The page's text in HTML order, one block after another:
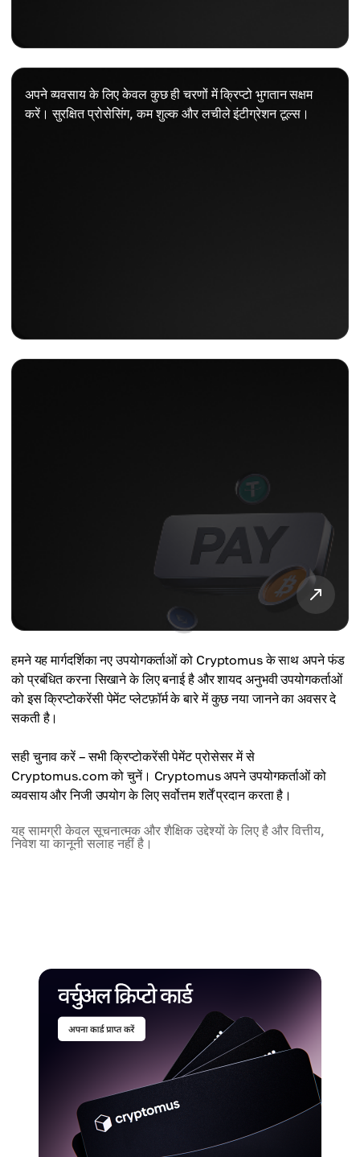
अपने व्यवसाय के लिए केवल कुछ ही चरणों में क्रिप्टो भुगतान सक्षम
करें। सुरक्षित प्रोसेसिंग, कम शुल्क और लचीले इंटीग्रेशन टूल्स।
हमने यह मार्गदर्शिका नए उपयोगकर्ताओं को Cryptomus के साथ अपने फंड
को प्रबंधित करना सिखाने के लिए बनाई है और शायद अनुभवी उपयोगकर्ताओं
को इस क्रिप्टोकरेंसी पेमेंट प्लेटफ़ॉर्म के बारे में कुछ नया जानने का अवसर दे
सकती है।
सही चुनाव करें – सभी क्रिप्टोकरेंसी पेमेंट प्रोसेसर में से
Cryptomus.com को चुनें। Cryptomus अपने उपयोगकर्ताओं को
व्यवसाय और निजी उपयोग के लिए सर्वोत्तम शर्तें प्रदान करता है।
यह सामग्री केवल सूचनात्मक और शैक्षिक उद्देश्यों के लिए है और वित्तीय,
निवेश या कानूनी सलाह नहीं है।